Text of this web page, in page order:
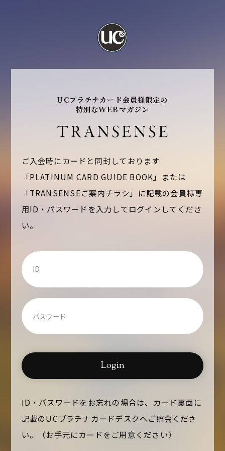
UCプラチナカード会員様限定の
特別なWEBマガジン
ご入会時にカードと同封しております
「PLATINUM CARD GUIDE BOOK」または
「TRANSENSEご案内チラシ」に記載の会員様専
用ID・パスワードを入力してログインしてくださ
い。
Login
ID・パスワードをお忘れの場合は、カード裏面に
記載のUCプラチナカードデスクへご照会くださ
い。
（お手元にカードをご用意ください）